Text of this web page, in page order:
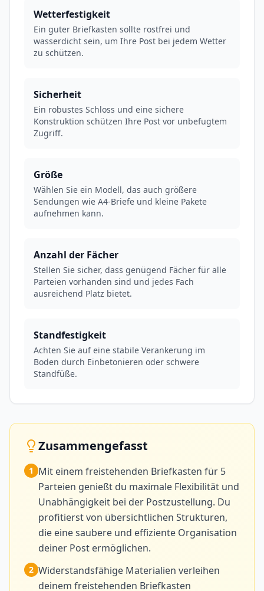
Wetterfestigkeit
Ein guter Briefkasten sollte rostfrei und
wasserdicht sein, um Ihre Post bei jedem Wetter
zu schützen.
Sicherheit
Ein robustes Schloss und eine sichere
Konstruktion schützen Ihre Post vor unbefugtem
Zugriff.
Größe
Wählen Sie ein Modell, das auch größere
Sendungen wie A4-Briefe und kleine Pakete
aufnehmen kann.
Anzahl der Fächer
Stellen Sie sicher, dass genügend Fächer für alle
Parteien vorhanden sind und jedes Fach
ausreichend Platz bietet.
Standfestigkeit
Achten Sie auf eine stabile Verankerung im
Boden durch Einbetonieren oder schwere
Standfüße.
Zusammengefasst
1 Mit einem freistehenden Briefkasten für 5
Parteien genießt du maximale Flexibilität und
Unabhängigkeit bei der Postzustellung. Du
profitierst von übersichtlichen Strukturen,
die eine saubere und effiziente Organisation
deiner Post ermöglichen.
2 Widerstandsfähige Materialien verleihen
deinem freistehenden Briefkasten